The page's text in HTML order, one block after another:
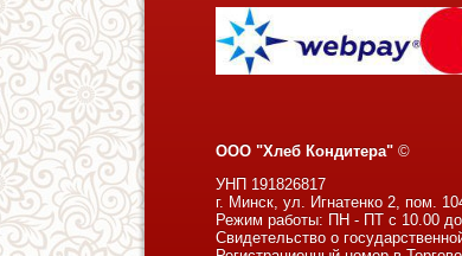
ООО "Хлеб Кондитера" ©
УНП 191826817
г. Минск, ул. Игнатенко 2, пом.
Режим работы: ПН - ПТ с 10.00
Свидетельство о